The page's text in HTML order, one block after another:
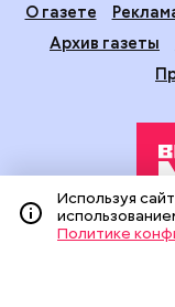
О газете
Архив газеты
Издание создано
средств массовой
На сайте
(информационные
Используя
Политике